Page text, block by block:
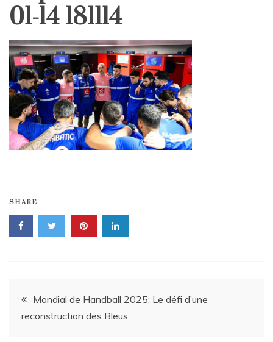
01-14 181114
SHARE
Navigation
de
Mondial de Handball 2025: Le défi d’une
reconstruction des Bleus